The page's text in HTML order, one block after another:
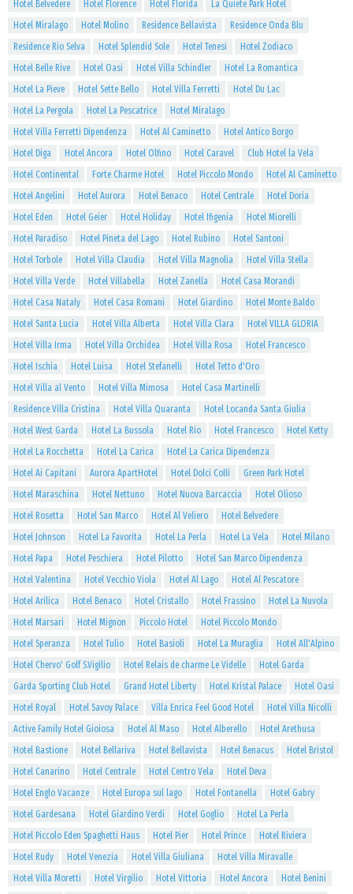
Hotel Belvedere
Hotel Florence Hotel Florida
La Quiete Park Hotel
Hotel Miralago
Hotel Molino Residence Bellavista
Residence Onda Blu
Residence Rio Selva
Hotel Splendid Sole Hotel Tenesi
Hotel Zodiaco
Hotel Belle Rive
Hotel Oasi Hotel Villa Schindler
Hotel La Romantica
Hotel La Pieve
Hotel Sette Bello Hotel Villa Ferretti
Hotel Du Lac
Hotel La Pergola
Hotel La Pescatrice
Hotel Miralago
Hotel Villa Ferretti Dipendenza
Hotel Al Caminetto
Hotel Antico Borgo
Hotel Diga
Hotel Ancora Hotel Olfino Hotel Caravel
Club Hotel la Vela
Hotel Continental
Forte Charme Hotel Hotel Piccolo Mondo
Hotel Al Caminetto
Hotel Angelini
Hotel Aurora Hotel Benaco Hotel Centrale
Hotel Doria
Hotel Eden
Hotel Geier Hotel Holiday Hotel Ifigenia
Hotel Miorelli
Hotel Paradiso
Hotel Pineta del Lago Hotel Rubino
Hotel Santoni
Hotel Torbole
Hotel Villa Claudia Hotel Villa Magnolia
Hotel Villa Stella
Hotel Villa Verde
Hotel Villabella Hotel Zanella
Hotel Casa Morandi
Hotel Casa Nataly
Hotel Casa Romani Hotel Giardino
Hotel Monte Baldo
Hotel Santa Lucia
Hotel Villa Alberta Hotel Villa Clara
Hotel VILLA GLORIA
Hotel Villa Irma
Hotel Villa Orchidea Hotel Villa Rosa
Hotel Francesco
Hotel Ischia
Hotel Luisa Hotel Stefanelli
Hotel Tetto d'Oro
Hotel Villa al Vento
Hotel Villa Mimosa
Hotel Casa Martinelli
Residence Villa Cristina
Hotel Villa Quaranta
Hotel Locanda Santa Giulia
Hotel West Garda
Hotel La Bussola Hotel Rio Hotel Francesco
Hotel Ketty
Hotel La Rocchetta
Hotel La Carica
Hotel La Carica Dipendenza
Hotel Ai Capitani
Aurora ApartHotel Hotel Dolci Colli
Green Park Hotel
Hotel Maraschina
Hotel Nettuno Hotel Nuova Barcaccia
Hotel Olioso
Hotel Rosetta
Hotel San Marco Hotel Al Veliero
Hotel Belvedere
Hotel Johnson
Hotel La Favorita Hotel La Perla Hotel La Vela
Hotel Milano
Hotel Papa
Hotel Peschiera Hotel Pilotto
Hotel San Marco Dipendenza
Hotel Valentina
Hotel Vecchio Viola Hotel Al Lago
Hotel Al Pescatore
Hotel Arilica
Hotel Benaco Hotel Cristallo Hotel Frassino
Hotel La Nuvola
Hotel Marsari
Hotel Mignon Piccolo Hotel
Hotel Piccolo Mondo
Hotel Speranza
Hotel Tulio Hotel Basioli Hotel La Muraglia
Hotel All'Alpino
Hotel Chervo' Golf S.Vigilio
Hotel Relais de charme Le Videlle
Hotel Garda
Garda Sporting Club Hotel
Grand Hotel Liberty Hotel Kristal Palace
Hotel Oasi
Hotel Royal
Hotel Savoy Palace Villa Enrica Feel Good Hotel
Hotel Villa Nicolli
Active Family Hotel Gioiosa
Hotel Al Maso Hotel Alberello
Hotel Arethusa
Hotel Bastione
Hotel Bellariva Hotel Bellavista Hotel Benacus
Hotel Bristol
Hotel Canarino
Hotel Centrale Hotel Centro Vela
Hotel Deva
Hotel Englo Vacanze
Hotel Europa sul lago Hotel Fontanella
Hotel Gabry
Hotel Gardesana
Hotel Giardino Verdi Hotel Goglio
Hotel La Perla
Hotel Piccolo Eden Spaghetti Haus
Hotel Pier Hotel Prince
Hotel Riviera
Hotel Rudy
Hotel Venezia Hotel Villa Giuliana
Hotel Villa Miravalle
Hotel Villa Moretti
Hotel Virgilio Hotel Vittoria Hotel Ancora Hotel Benini